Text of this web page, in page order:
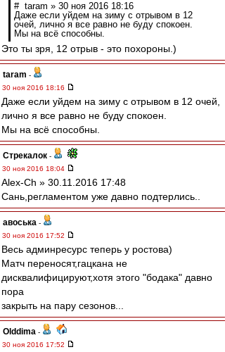
# taram » 30 ноя 2016 18:16
Даже если уйдем на зиму с отрывом в 12
очей, лично я все равно не буду спокоен.
Мы на всё способны.
Это ты зря, 12 отрыв - это похороны.)
taram -
30 ноя 2016 18:16
Даже если уйдем на зиму с отрывом в 12 очей,
лично я все равно не буду спокоен.
Мы на всё способны.
Стрекалок -
30 ноя 2016 18:04
Alex-Ch » 30.11.2016 17:48
Сань,регламентом уже давно подтерлись..
авоська -
30 ноя 2016 17:52
Весь админресурс теперь у ростова)
Матч переносят,гацкана не
дисквалифицируют,хотя этого "бодака" давно
пора
закрыть на пару сезонов...
Olddima -
30 ноя 2016 17:52